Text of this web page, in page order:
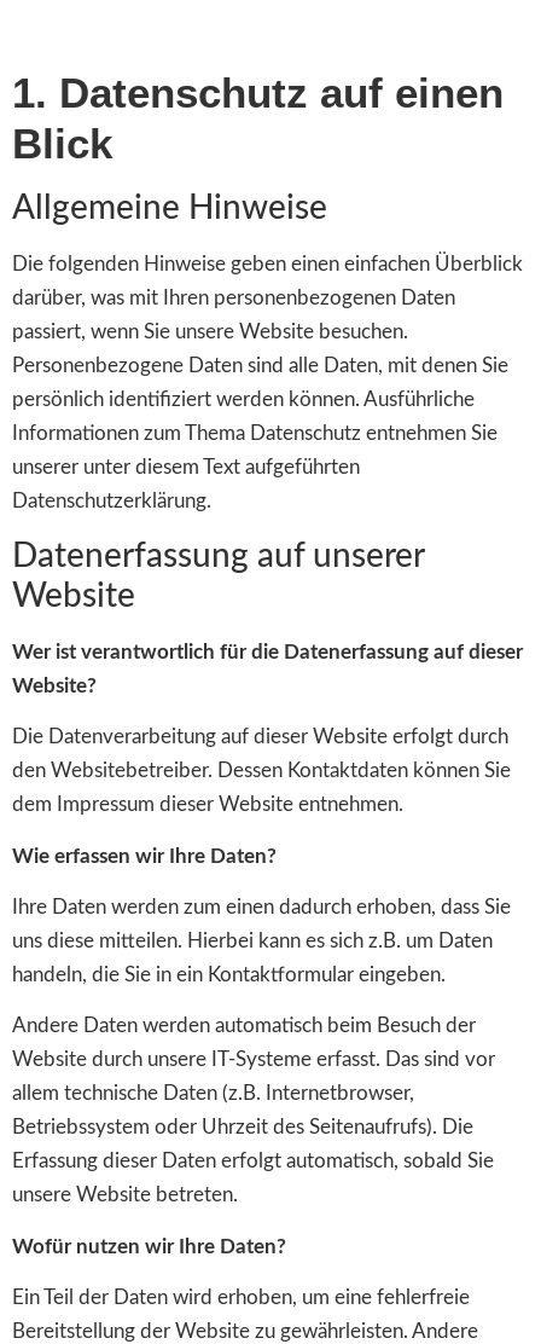
1. Datenschutz auf einen
Blick
Allgemeine Hinweise
Die folgenden Hinweise geben einen einfachen Überblick
darüber, was mit Ihren personenbezogenen Daten
passiert, wenn Sie unsere Website besuchen.
Personenbezogene Daten sind alle Daten, mit denen Sie
persönlich identifiziert werden können. Ausführliche
Informationen zum Thema Datenschutz entnehmen Sie
unserer unter diesem Text aufgeführten
Datenschutzerklärung.
Datenerfassung auf unserer
Website
Wer ist verantwortlich für die Datenerfassung auf dieser
Website?
Die Datenverarbeitung auf dieser Website erfolgt durch
den Websitebetreiber. Dessen Kontaktdaten können Sie
dem Impressum dieser Website entnehmen.
Wie erfassen wir Ihre Daten?
Ihre Daten werden zum einen dadurch erhoben, dass Sie
uns diese mitteilen. Hierbei kann es sich z.B. um Daten
handeln, die Sie in ein Kontaktformular eingeben.
Andere Daten werden automatisch beim Besuch der
Website durch unsere IT-Systeme erfasst. Das sind vor
allem technische Daten (z.B. Internetbrowser,
Betriebssystem oder Uhrzeit des Seitenaufrufs). Die
Erfassung dieser Daten erfolgt automatisch, sobald Sie
unsere Website betreten.
Wofür nutzen wir Ihre Daten?
Ein Teil der Daten wird erhoben, um eine fehlerfreie
Bereitstellung der Website zu gewährleisten. Andere